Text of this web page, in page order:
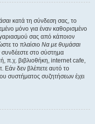
κατά τη σύνδεση σας, το
μόνο για έναν καθορισμένο
σας από κάποιον
το πλαίσιο Να με θυμάσαι
συνδέεστε στο σύστημα
π.χ. βιβλιοθήκη, internet cafe,
Εάν δεν βλέπετε αυτό το
συστήματος συζητήσεων έχει